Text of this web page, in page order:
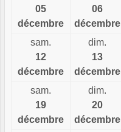
05
décembre
06
décembre
sam.
12
décembre
dim.
13
décembre
sam.
19
décembre
dim.
20
décembre